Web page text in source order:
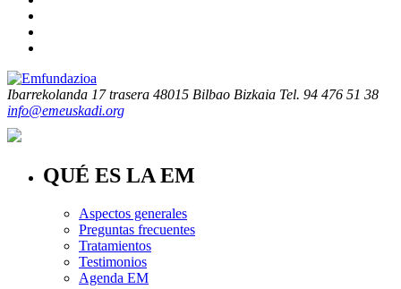
Ibarrekolanda 17 trasera 48015 Bilbao Bizkaia Tel. 94 476 51 38
info@emeuskadi.org
QUÉ ES LA EM
Aspectos generales
Preguntas frecuentes
Tratamientos
Testimonios
Agenda EM